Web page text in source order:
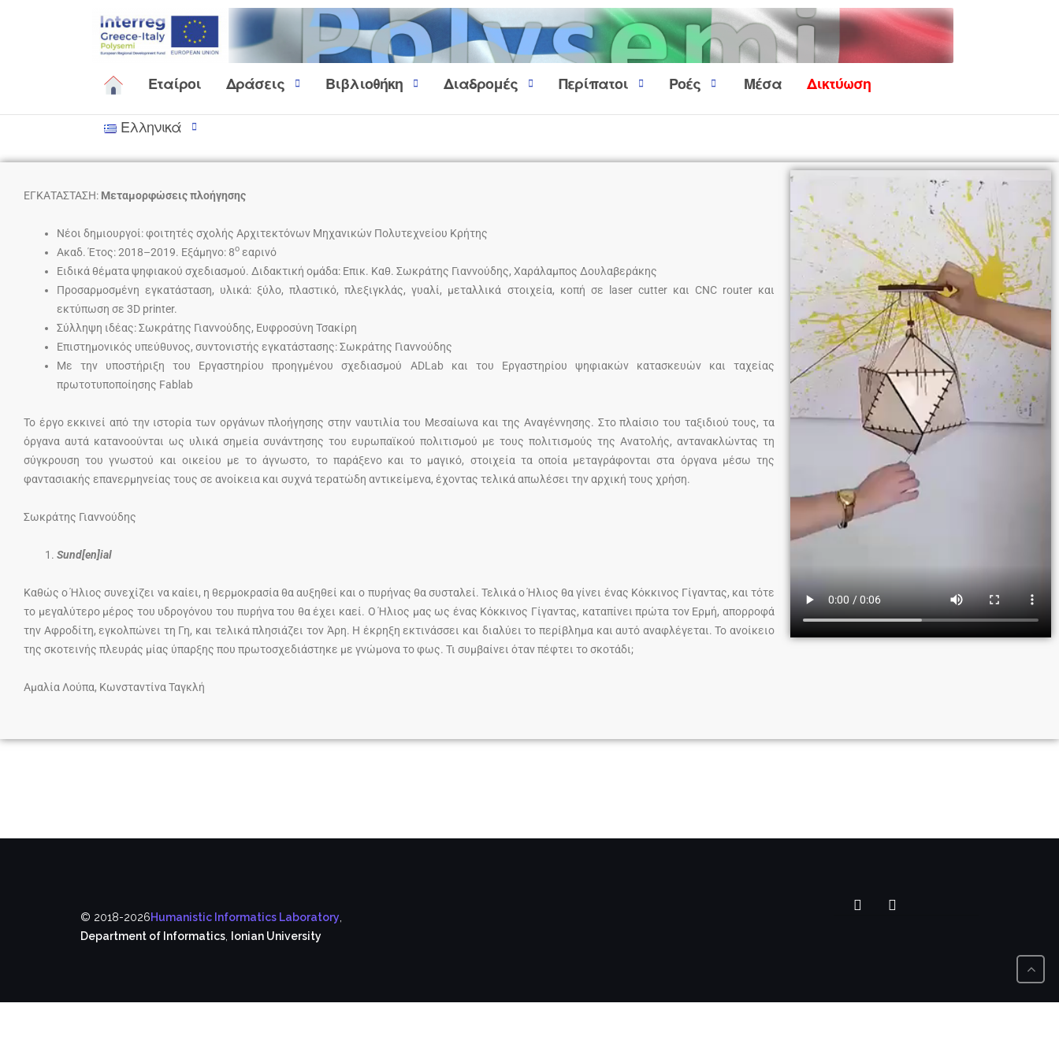
Εταίροι Δράσεις Βιβλιοθήκη Διαδρομές Περίπατοι Ροές Μέσα Δικτύωση
Ελληνικά
ΕΓΚΑΤΑΣΤΑΣΗ: Μεταμορφώσεις πλοήγησης
Νέοι δημιουργοί: φοιτητές σχολής Αρχιτεκτόνων Μηχανικών Πολυτεχνείου Κρήτης
Ακαδ. Έτος: 2018–2019. Εξάμηνο: 8ο εαρινό
Ειδικά θέματα ψηφιακού σχεδιασμού. Διδακτική ομάδα: Επικ. Καθ. Σωκράτης Γιαννούδης, Χαράλαμπος Δουλαβεράκης
Προσαρμοσμένη εγκατάσταση, υλικά: ξύλο, πλαστικό, πλεξιγκλάς, γυαλί, μεταλλικά στοιχεία, κοπή σε laser cutter και CNC router και
εκτύπωση σε 3D printer.
Σύλληψη ιδέας: Σωκράτης Γιαννούδης, Ευφροσύνη Τσακίρη
Επιστημονικός υπεύθυνος, συντονιστής εγκατάστασης: Σωκράτης Γιαννούδης
Με την υποστήριξη του Εργαστηρίου προηγμένου σχεδιασμού ADLab και του Εργαστηρίου ψηφιακών κατασκευών και ταχείας
πρωτοτυποποίησης Fablab
Το έργο εκκινεί από την ιστορία των οργάνων πλοήγησης στην ναυτιλία του Μεσαίωνα και της Αναγέννησης. Στο πλαίσιο του ταξιδιού τους, τα
όργανα αυτά κατανοούνται ως υλικά σημεία συνάντησης του ευρωπαϊκού πολιτισμού με τους πολιτισμούς της Ανατολής, αντανακλώντας τη
σύγκρουση του γνωστού και οικείου με το άγνωστο, το παράξενο και το μαγικό, στοιχεία τα οποία μεταγράφονται στα όργανα μέσω της
φαντασιακής επανερμηνείας τους σε ανοίκεια και συχνά τερατώδη αντικείμενα, έχοντας τελικά απωλέσει την αρχική τους χρήση.
Σωκράτης Γιαννούδης
Sund[en]ial
Καθώς ο Ήλιος συνεχίζει να καίει, η θερμοκρασία θα αυξηθεί και ο πυρήνας θα συσταλεί. Τελικά ο Ήλιος θα γίνει ένας Κόκκινος Γίγαντας, και τότε
το μεγαλύτερο μέρος του υδρογόνου του πυρήνα του θα έχει καεί. Ο Ήλιος μας ως ένας Κόκκινος Γίγαντας, καταπίνει πρώτα τον Ερμή, απορροφά
την Αφροδίτη, εγκολπώνει τη Γη, και τελικά πλησιάζει τον Άρη. Η έκρηξη εκτινάσσει και διαλύει το περίβλημα και αυτό αναφλέγεται. Το ανοίκειο
της σκοτεινής πλευράς μίας ύπαρξης που πρωτοσχεδιάστηκε με γνώμονα το φως. Τι συμβαίνει όταν πέφτει το σκοτάδι;
Αμαλία Λούπα, Κωνσταντίνα Ταγκλή
© 2018-2026Humanistic Informatics Laboratory
Department of Informatics
Ionian University